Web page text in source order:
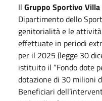
Il Gruppo Sportivo Villa
Dipartimento dello
genitorialità e le
effettuate in periodi
per il 2025 (legge 30
istituito il “Fondo dote
dotazione di 30 milioni
Beneficiari